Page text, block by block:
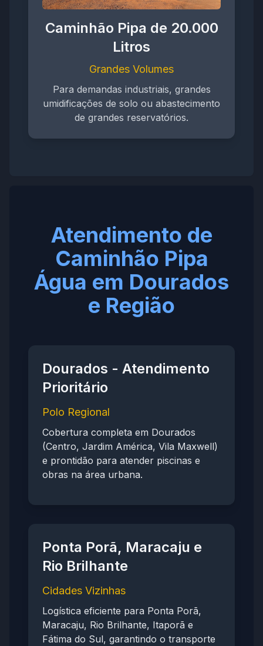
Caminhão Pipa de 20.000
Litros
Grandes Volumes
Para demandas industriais, grandes
umidificações de solo ou abastecimento
de grandes reservatórios.
Atendimento de
Caminhão Pipa
Água em Dourados
e Região
Dourados - Atendimento
Prioritário
Polo Regional
Cobertura completa em Dourados
(Centro, Jardim América, Vila Maxwell)
e prontidão para atender piscinas e
obras na área urbana.
Ponta Porã, Maracaju e
Rio Brilhante
Cidades Vizinhas
Logística eficiente para Ponta Porã,
Maracaju, Rio Brilhante, Itaporã e
Fátima do Sul, garantindo o transporte